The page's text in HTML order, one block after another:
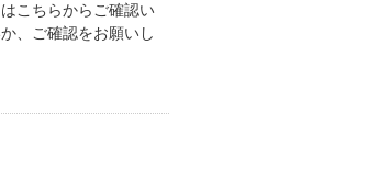
こちらからご確認い
、ご確認をお願いし